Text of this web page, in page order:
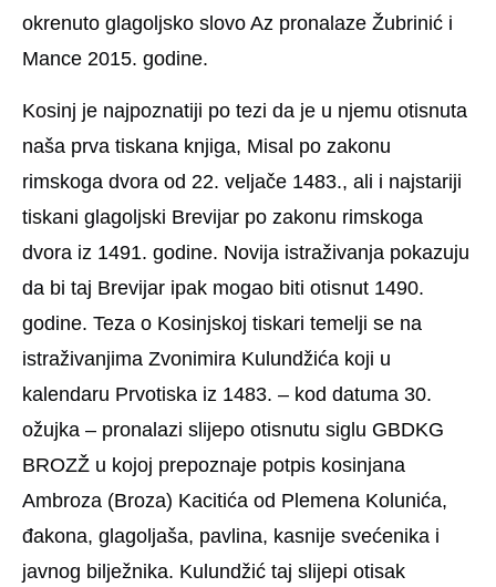
okrenuto glagoljsko slovo Az pronalaze Žubrinić i
Mance 2015. godine.
Kosinj je najpoznatiji po tezi da je u njemu otisnuta
naša prva tiskana knjiga, Misal po zakonu
rimskoga dvora od 22. veljače 1483., ali i najstariji
tiskani glagoljski Brevijar po zakonu rimskoga
dvora iz 1491. godine. Novija istraživanja pokazuju
da bi taj Brevijar ipak mogao biti otisnut 1490.
godine. Teza o Kosinjskoj tiskari temelji se na
istraživanjima Zvonimira Kulundžića koji u
kalendaru Prvotiska iz 1483. – kod datuma 30.
ožujka – pronalazi slijepo otisnutu siglu GBDKG
BROZŽ u kojoj prepoznaje potpis kosinjana
Ambroza (Broza) Kacitića od Plemena Kolunića,
đakona, glagoljaša, pavlina, kasnije svećenika i
javnog bilježnika. Kulundžić taj slijepi otisak